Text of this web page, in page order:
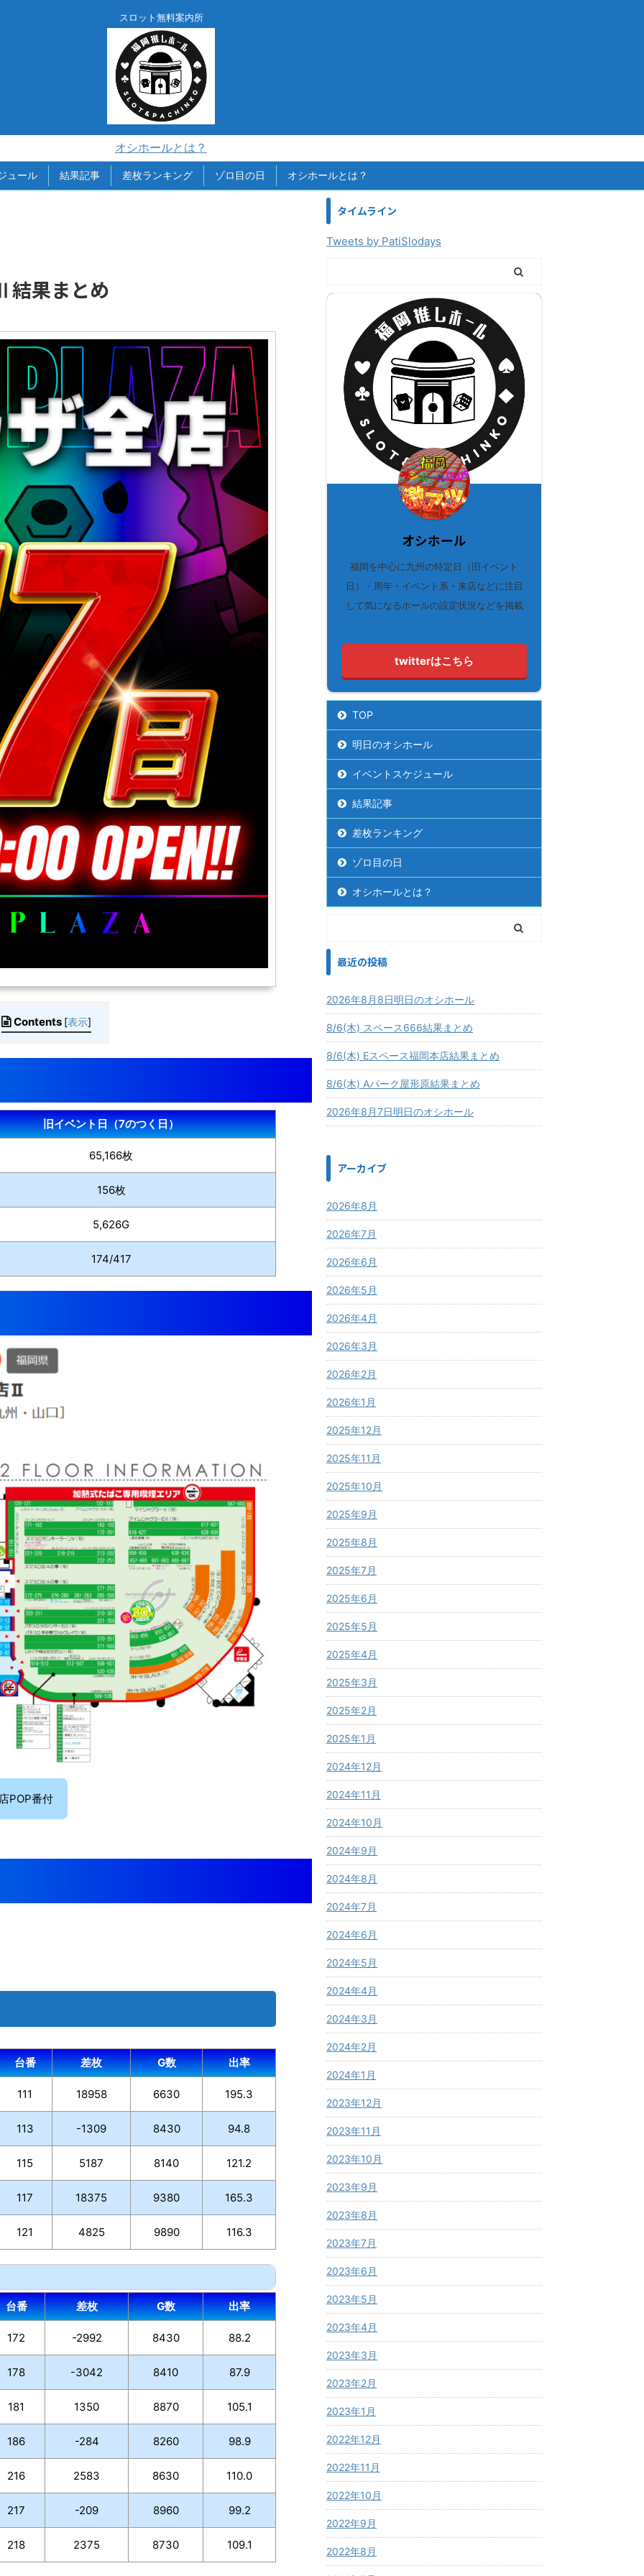
スロット無料案内所
オシホールとは？
ュール 結果記事 差枚ランキング ゾロ目の日 オシホールとは？
果まとめ
Contents [表示]
旧イベント日（7のつく日）
65,166枚
156枚
5,626G
174/417
POP番付
台番 差枚 G数 出率
111 18958 6630 195.3
113 -1309 8430 94.8
115 5187 8140 121.2
117 18375 9380 165.3
121 4825 9890 116.3
台番 差枚 G数 出率
172 -2992 8430 88.2
178 -3042 8410 87.9
181 1350 8870 105.1
186 -284 8260 98.9
216 2583 8630 110.0
217 -209 8960 99.2
218 2375 8730 109.1
タイムライン
Tweets by PatiSlodays
オシホール
福岡を中心に九州の特定日（旧イベント
日）・周年・イベント系・来店などに注目
して気になるホールの設定状況などを掲載
twitterはこちら
TOP
明日のオシホール
イベントスケジュール
結果記事
差枚ランキング
ゾロ目の日
オシホールとは？
最近の投稿
2026年8月8日明日のオシホール
8/6(木) スペース666結果まとめ
8/6(木) Eスペース福岡本店結果まとめ
8/6(木) Aパーク屋形原結果まとめ
2026年8月7日明日のオシホール
アーカイブ
2026年8月
2026年7月
2026年6月
2026年5月
2026年4月
2026年3月
2026年2月
2026年1月
2025年12月
2025年11月
2025年10月
2025年9月
2025年8月
2025年7月
2025年6月
2025年5月
2025年4月
2025年3月
2025年2月
2025年1月
2024年12月
2024年11月
2024年10月
2024年9月
2024年8月
2024年7月
2024年6月
2024年5月
2024年4月
2024年3月
2024年2月
2024年1月
2023年12月
2023年11月
2023年10月
2023年9月
2023年8月
2023年7月
2023年6月
2023年5月
2023年4月
2023年3月
2023年2月
2023年1月
2022年12月
2022年11月
2022年10月
2022年9月
2022年8月